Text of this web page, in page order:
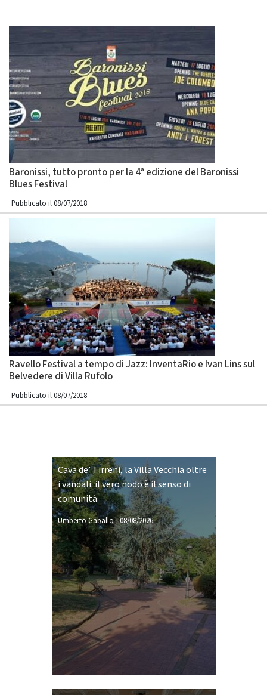
Baronissi, tutto pronto per la 4ᵃ edizione del Baronissi
Blues Festival
Pubblicato il 08/07/2018
Ravello Festival a tempo di Jazz: InventaRio e Ivan Lins sul
Belvedere di Villa Rufolo
Pubblicato il 08/07/2018
Cava de’ Tirreni, la Villa Vecchia oltre
i vandali: il vero nodo è il senso di
comunità
Umberto Gaballo-08/08/2026